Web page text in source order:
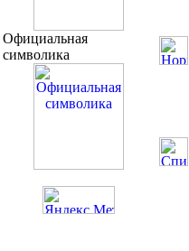
Официальная
символика